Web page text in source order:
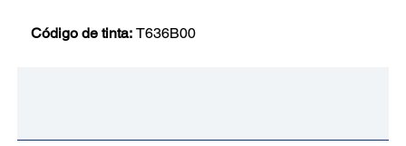
Código de tinta: T636B00